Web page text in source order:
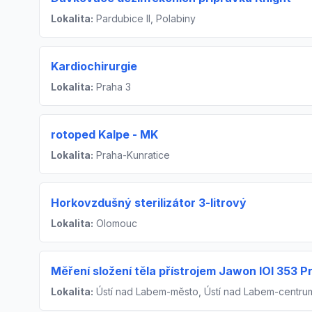
Lokalita: Pardubice II, Polabiny
Kardiochirurgie
Lokalita: Praha 3
rotoped Kalpe - MK
Lokalita: Praha-Kunratice
Horkovzdušný sterilizátor 3-litrový
Lokalita: Olomouc
Měření složení těla přístrojem Jawon IOI 353
Lokalita: Ústí nad Labem-město, Ústí nad Labem-